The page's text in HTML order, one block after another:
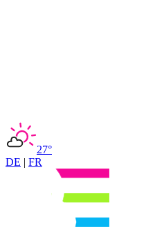
27°
DE | FR